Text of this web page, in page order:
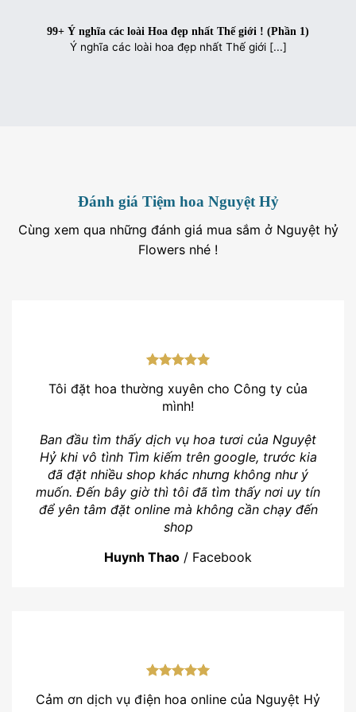
99+ Ý nghĩa các loài Hoa đẹp nhất Thế giới ! (Phần 1)
Ý nghĩa các loài hoa đẹp nhất Thế giới [...]
Đánh giá Tiệm hoa Nguyệt Hỷ
Cùng xem qua những đánh giá mua sắm ở Nguyệt hỷ
Flowers nhé !
Tôi đặt hoa thường xuyên cho Công ty của
mình!
Ban đầu tìm thấy dịch vụ hoa tươi của Nguyệt
Hỷ khi vô tình Tìm kiếm trên google, trước kia
đã đặt nhiều shop khác nhưng không như ý
muốn. Đến bây giờ thì tôi đã tìm thấy nơi uy tín
để yên tâm đặt online mà không cần chạy đến
shop
Huynh Thao / Facebook
Cảm ơn dịch vụ điện hoa online của Nguyệt Hỷ